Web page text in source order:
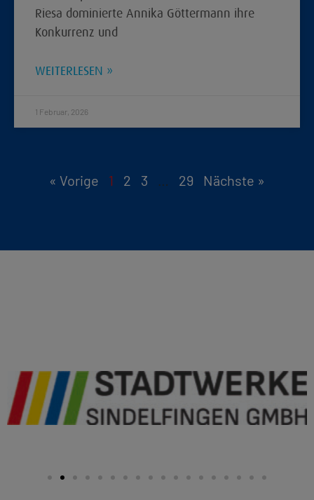
Riesa dominierte Annika Göttermann ihre
Konkurrenz und
WEITERLESEN »
1 Februar, 2026
« Vorige 1 2 3 … 29 Nächste »